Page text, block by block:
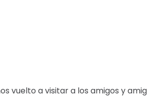
vuelto a visitar a los amigos y